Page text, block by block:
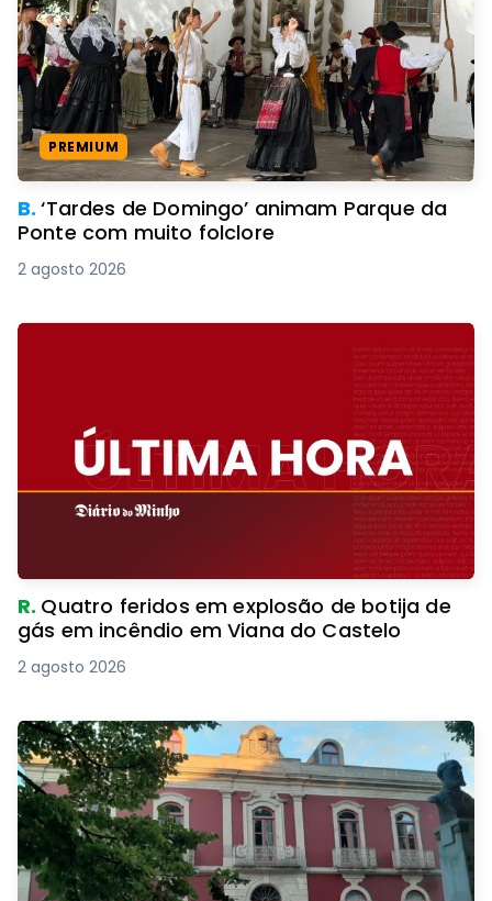
PREMIUM
B.‘Tardes de Domingo’ animam Parque da
Ponte com muito folclore
2 agosto 2026
R. Quatro feridos em explosão de botija de
gás em incêndio em Viana do Castelo
2 agosto 2026